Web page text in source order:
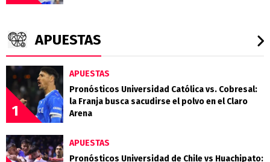
APUESTAS
1
APUESTAS
Pronósticos Universidad Católica vs. Cobresal:
la Franja busca sacudirse el polvo en el Claro
Arena
APUESTAS
Pronósticos Universidad de Chile vs Huachipato: